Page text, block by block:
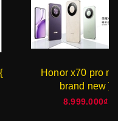
Honor x70 pro max {
brand new }
8.999.000₫